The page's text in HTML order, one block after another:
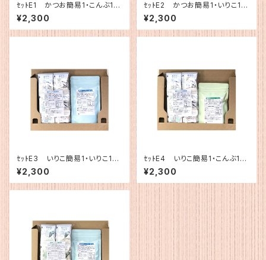
ｾｯﾄE1 かつお簡易1・こんぶ12
0g
¥2,300
ｾｯﾄE2 かつお簡易1・いりこ12
0g
¥2,300
ｾｯﾄE3 いりこ簡易1・いりこ120
g
¥2,300
ｾｯﾄE4 いりこ簡易1・こんぶ12
0g
¥2,300